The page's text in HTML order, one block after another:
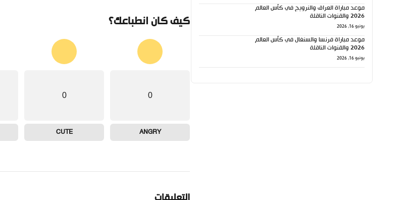
كيف كان انطباعك؟
0
ANGRY
0
CUTE
موعد مباراة العراق والنرويج في كأس العالم
2026 والقنوات الناقلة
يونيو 16, 2026
موعد مباراة فرنسا والسنغال في كأس العالم
2026 والقنوات الناقلة
يونيو 16, 2026